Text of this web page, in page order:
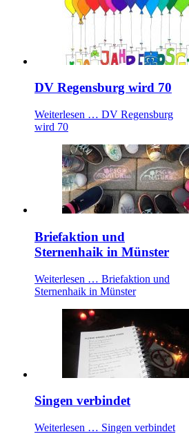
DV Regensburg wird 70
Weiterlesen … DV Regensburg
wird 70
Briefaktion und
Sternenhaik in Münster
Weiterlesen … Briefaktion und
Sternenhaik in Münster
Singen verbindet
Weiterlesen … Singen verbindet